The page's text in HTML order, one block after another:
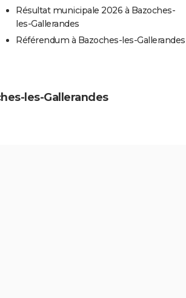
Résultat municipale 2026 à Bazoches-
les-Gallerandes
Référendum à Bazoches-les-Gallerandes
les-Gallerandes